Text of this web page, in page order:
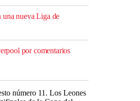
una nueva Liga de
por comentarios
número 11. Los Leones